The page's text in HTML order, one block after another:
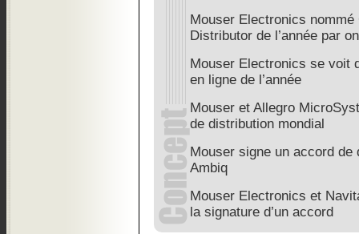
Mouser Electronics
Distributor de l’année par
Mouser Electronics se voit
en ligne de l’année
Mouser et Allegro
de distribution mondial
Mouser signe un accord
Ambiq
Mouser Electronics et
la signature d’un accord